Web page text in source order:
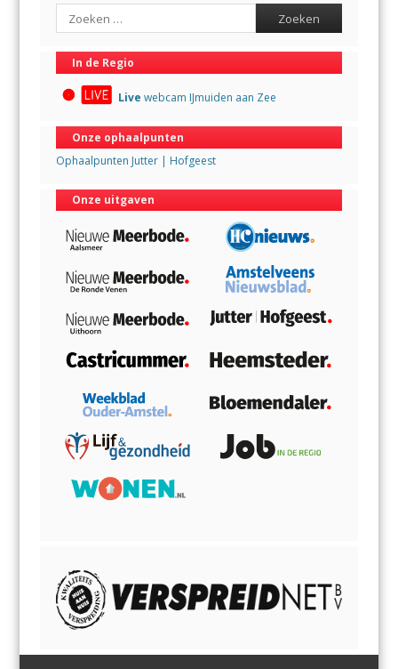
Search
In de Regio
Live webcam IJmuiden aan Zee
Onze ophaalpunten
Ophaalpunten Jutter | Hofgeest
Onze uitgaven